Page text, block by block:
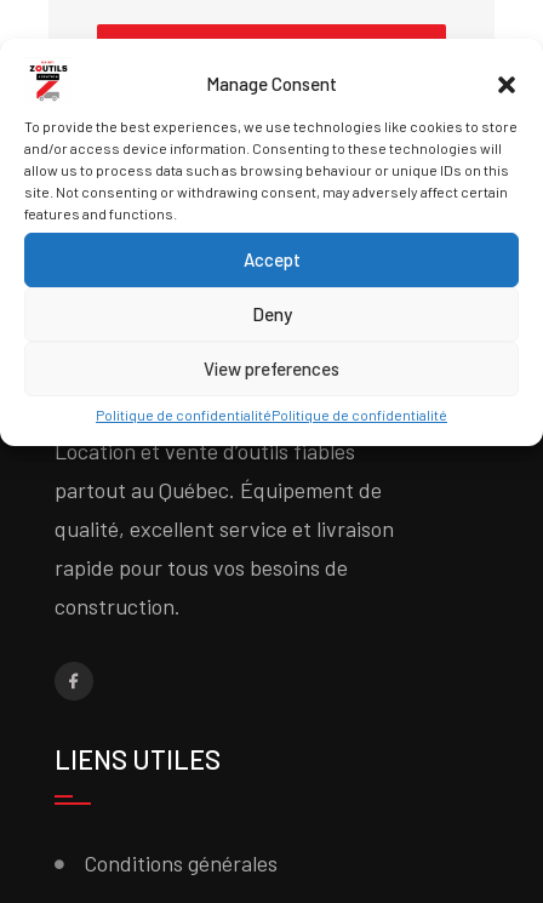
Manage Consent
To provide the best experiences, we use technologies like cookies to store
and/or access device information. Consenting to these technologies will
allow us to process data such as browsing behaviour or unique IDs on this
site. Not consenting or withdrawing consent, may adversely affect certain
features and functions.
Accept
Deny
View preferences
Politique de confidentialitéPolitique de confidentialité
Location et vente d’outils fiables
partout au Québec. Équipement de
qualité, excellent service et livraison
rapide pour tous vos besoins de
construction.
LIENS UTILES
Conditions générales